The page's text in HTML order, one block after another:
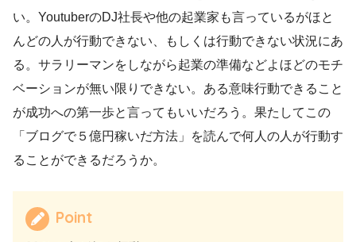
い。YoutuberのDJ社長や他の起業家も言っているがほと
んどの人が行動できない、もしくは行動できない状況にあ
る。サラリーマンをしながら起業の準備などよほどのモチ
ベーションが無い限りできない。ある意味行動できること
が成功への第一歩と言ってもいいだろう。果たしてこの
「ブログで５億円稼いだ方法」を読んで何人の人が行動す
ることができるだろうか。
Point